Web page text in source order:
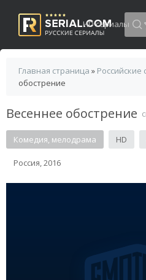
HD сериалы
Главная страница » Российские
обострение
Весеннее обострение
Комедия, мелодрама HD
Россия, 2016